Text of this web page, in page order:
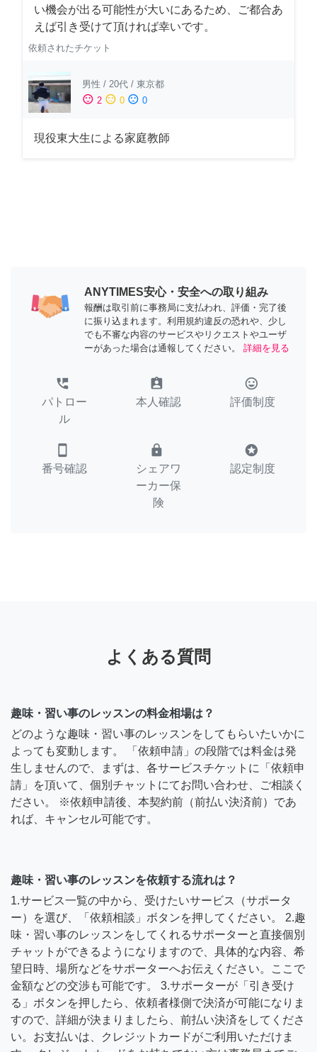
い機会が出る可能性が大いにあるため、ご都合あ
えば引き受けて頂ければ幸いです。
依頼されたチケット
男性 / 20代 / 東京都
sentiment_satisfied 2 sentiment_neutral 0 sentiment_dissatisfied 0
現役東大生による家庭教師
ANYTIMES安心・安全への取り組み
報酬は取引前に事務局に支払われ、評価・完了後
に振り込まれます。利用規約違反の恐れや、少し
でも不審な内容のサービスやリクエストやユーザ
ーがあった場合は通報してください。
詳細を見る
perm_phone_msg
パトロー
ル
assignment_ind
本人確認
tag_faces
評価制度
smartphone
番号確認
lock
シェアワ
ーカー保
険
stars
認定制度
よくある質問
趣味・習い事のレッスンの料金相場は？
どのような趣味・習い事のレッスンをしてもらいたいかに
よっても変動します。 「依頼申請」の段階では料金は発
生しませんので、まずは、各サービスチケットに「依頼申
請」を頂いて、個別チャットにてお問い合わせ、ご相談く
ださい。 ※依頼申請後、本契約前（前払い決済前）であ
れば、キャンセル可能です。
趣味・習い事のレッスンを依頼する流れは？
1.サービス一覧の中から、受けたいサービス（サポータ
ー）を選び、「依頼相談」ボタンを押してください。 2.趣
味・習い事のレッスンをしてくれるサポーターと直接個別
チャットができるようになりますので、具体的な内容、希
望日時、場所などをサポーターへお伝えください。ここで
金額などの交渉も可能です。 3.サポーターが「引き受け
る」ボタンを押したら、依頼者様側で決済が可能になりま
すので、詳細が決まりましたら、前払い決済をしてくださ
い。お支払いは、クレジットカードがご利用いただけま